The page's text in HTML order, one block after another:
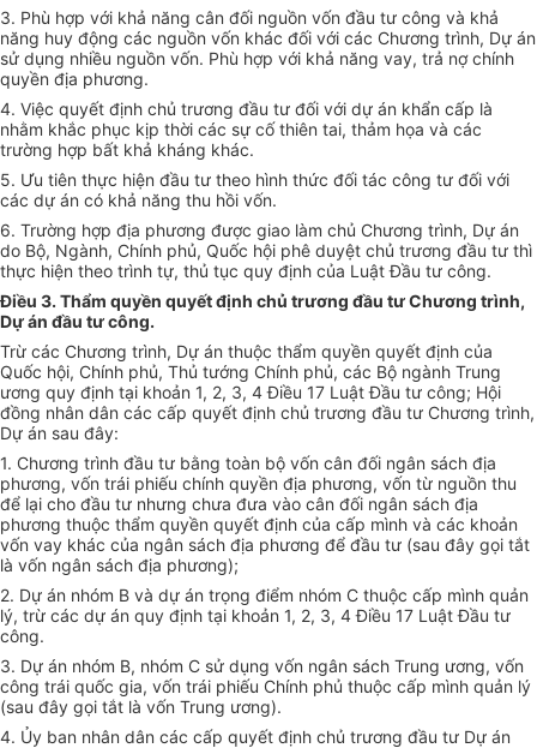
3. Phù hợp với khả năng cân đối nguồn vốn đầu tư công và khả
năng huy động các nguồn vốn khác đối với các Chương trình, Dự án
sử dụng nhiều nguồn vốn. Phù hợp với khả năng vay, trả nợ chính
quyền địa phương.
4. Việc quyết định chủ trương đầu tư đối với dự án khẩn cấp là
nhằm khắc phục kịp thời các sự cố thiên tai, thảm họa và các
trường hợp bất khả kháng khác.
5. Ưu tiên thực hiện đầu tư theo hình thức đối tác công tư đối với
các dự án có khả năng thu hồi vốn.
6. Trường hợp địa phương được giao làm chủ Chương trình, Dự án
do Bộ, Ngành, Chính phủ, Quốc hội phê duyệt chủ trương đầu tư thì
thực hiện theo trình tự, thủ tục quy định của Luật Đầu tư công.
Điều 3. Thẩm quyền quyết định chủ trương đầu tư Chương trình,
Dự án đầu tư công.
Trừ các Chương trình, Dự án thuộc thẩm quyền quyết định của
Quốc hội, Chính phủ, Thủ tướng Chính phủ, các Bộ ngành Trung
ương quy định tại khoản 1, 2, 3, 4 Điều 17 Luật Đầu tư công; Hội
đồng nhân dân các cấp quyết định chủ trương đầu tư Chương trình,
Dự án sau đây:
1. Chương trình đầu tư bằng toàn bộ vốn cân đối ngân sách địa
phương, vốn trái phiếu chính quyền địa phương, vốn từ nguồn thu
để lại cho đầu tư nhưng chưa đưa vào cân đối ngân sách địa
phương thuộc thẩm quyền quyết định của cấp mình và các khoản
vốn vay khác của ngân sách địa phương để đầu tư (sau đây gọi tắt
là vốn ngân sách địa phương);
2. Dự án nhóm B và dự án trọng điểm nhóm C thuộc cấp mình quản
lý, trừ các dự án quy định tại khoản 1, 2, 3, 4 Điều 17 Luật Đầu tư
công.
3. Dự án nhóm B, nhóm C sử dụng vốn ngân sách Trung ương, vốn
công trái quốc gia, vốn trái phiếu Chính phủ thuộc cấp mình quản lý
(sau đây gọi tắt là vốn Trung ương).
4. Ủy ban nhân dân các cấp quyết định chủ trương đầu tư Dự án